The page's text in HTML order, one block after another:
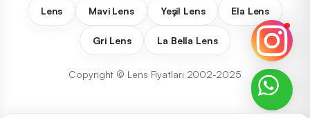
Lens Mavi Lens Yeşil Lens Ela Lens
Gri Lens La Bella Lens
Copyright © Lens Fiyatları 2002-2025